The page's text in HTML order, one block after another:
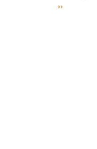
Paginación
Siguiente
››